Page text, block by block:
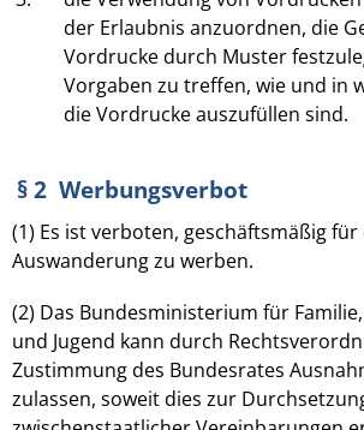
der Erlaubnis anzuordnen, die
Vordrucke durch Muster
Vorgaben zu treffen, wie und in
die Vordrucke auszufüllen sind.
§ 2 Werbungsverbot
(1) Es ist verboten, geschäftsmäßig für
Auswanderung zu werben.
(2) Das Bundesministerium für
und Jugend kann durch
Zustimmung des Bundesrates
zulassen, soweit dies zur